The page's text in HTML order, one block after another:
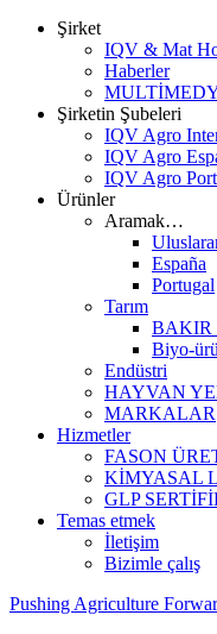
Şirket
IQV & Mat
Haberler
Şirketin Şubeleri
IQV Agro
IQV Agro
IQV Agro
Ürünler
Aramak…
España
Portugal
Tarım
BAKIR
Biyo-
Endüstri
HAYVAN
MARKALAR
Hizmetler
FASON
KİMYASAL
GLP
Temas etmek
İletişim
Bizimle çalış
Pushing Agriculture